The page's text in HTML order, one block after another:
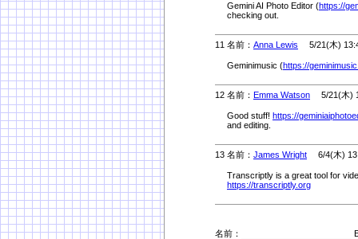
Gemini AI Photo Editor (https://
checking out.
11 名前： Anna Lewis 5/21(木)
Geminimusic (https://
12 名前： Emma Watson 5/21(木)
Good stuff! https://
and editing.
13 名前： James Wright 6/4(木)
Transcriptly is a great tool for
https://transcriptly.org
名前：